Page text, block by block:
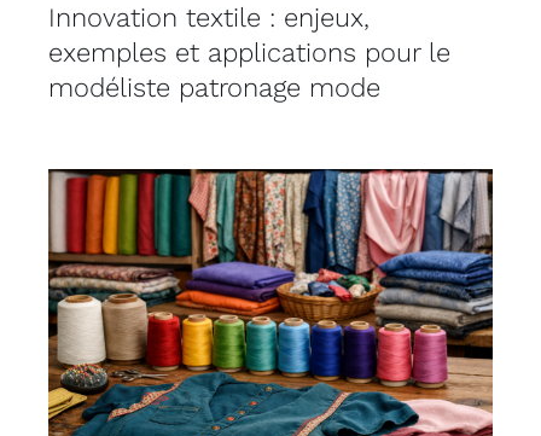
Innovation textile : enjeux,
exemples et applications pour le
modéliste patronage mode